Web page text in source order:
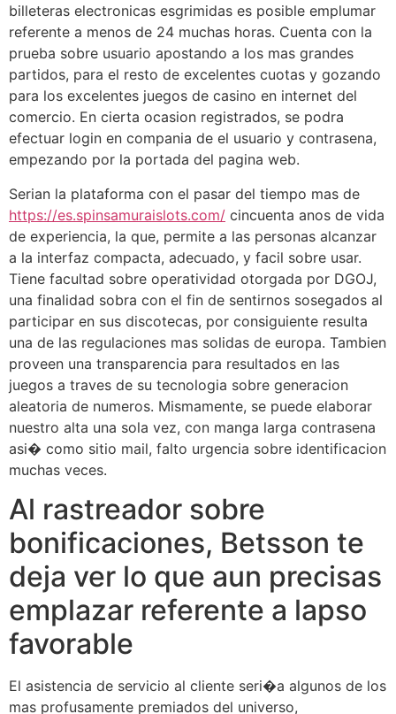
billeteras electronicas esgrimidas es posible emplumar
referente a menos de 24 muchas horas. Cuenta con la
prueba sobre usuario apostando a los mas grandes
partidos, para el resto de excelentes cuotas y gozando
para los excelentes juegos de casino en internet del
comercio. En cierta ocasion registrados, se podra
efectuar login en compania de el usuario y contrasena,
empezando por la portada del pagina web.
Serian la plataforma con el pasar del tiempo mas de
https://es.spinsamuraislots.com/ cincuenta anos de vida
de experiencia, la que, permite a las personas alcanzar
a la interfaz compacta, adecuado, y facil sobre usar.
Tiene facultad sobre operatividad otorgada por DGOJ,
una finalidad sobra con el fin de sentirnos sosegados al
participar en sus discotecas, por consiguiente resulta
una de las regulaciones mas solidas de europa. Tambien
proveen una transparencia para resultados en las
juegos a traves de su tecnologia sobre generacion
aleatoria de numeros. Mismamente, se puede elaborar
nuestro alta una sola vez, con manga larga contrasena
asi� como sitio mail, falto urgencia sobre identificacion
muchas veces.
Al rastreador sobre
bonificaciones, Betsson te
deja ver lo que aun precisas
emplazar referente a lapso
favorable
El asistencia de servicio al cliente seri�a algunos de los
mas profusamente premiados del universo,